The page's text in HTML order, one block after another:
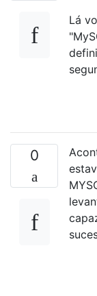
Lá
0